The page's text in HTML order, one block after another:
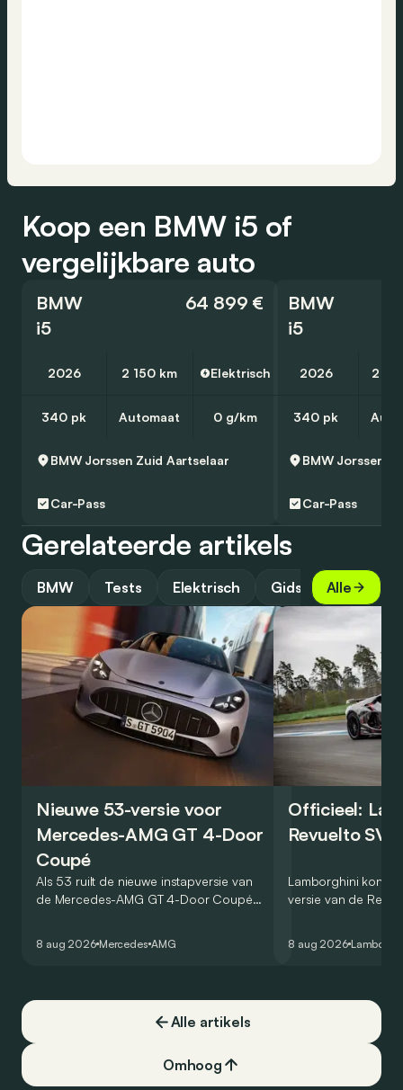
Koop een BMW i5 of
vergelijkbare auto
BMW
i5
64 899 €
2026 2 150 km Elektrisch
340 pk Automaat 0 g/km
BMW Jorssen Zuid Aartselaar
Car-Pass
BMW
i5
2026 2
340 pk
BMW Jorssen
Car-Pass
Gerelateerde artikels
BMW Tests Elektrisch Gids Alle
Nieuwe 53-versie voor
Mercedes-AMG GT 4-Door
Coupé
Als 53 ruilt de nieuwe instapversie van
de Mercedes-AMG GT 4-Door Coupé
8 aug 2026 Mercedes AMG
Officieel:
Revuelto SV
Lamborghini
versie van de
een record voor
8 aug 2026
Alle artikels
Omhoog